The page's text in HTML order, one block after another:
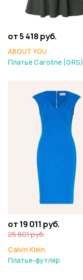
от 5 418 руб.
ABOUT YOU
Платье Caroline (GRS)
от 19 011 руб.
25 801 руб.
Calvin Klein
Платье-футляр